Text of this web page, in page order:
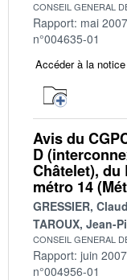
CONSEIL GENERAL
Rapport: mai 2007
n°004635-01
Accéder à la notice
Avis du
D
Châtelet), du
métro 14
GRESSIER,
TAROUX, Jean-
CONSEIL GENERAL
Rapport: juin 2007
n°004956-01